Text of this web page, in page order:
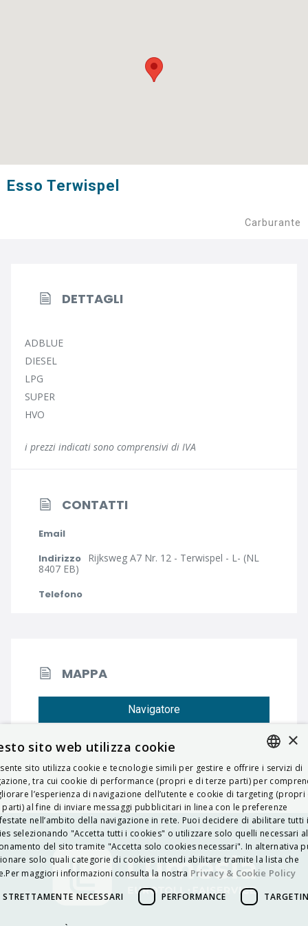
Esso Terwispel
Carburante
DETTAGLI
ADBLUE
DIESEL
LPG
SUPER
HVO
i prezzi indicati sono comprensivi di IVA
CONTATTI
Email
Indirizzo Rijksweg A7 Nr. 12 - Terwispel - L- (NL
8407 EB)
Telefono
MAPPA
Navigatore
ITALIAN
ENGLISH
FRENCH
HUNGARIAN
DEUTSCH
POLSKI
×
sito web utilizza cookie
sito utilizza cookie e tecnologie simili per gestire e offrire i servizi di
tra cui cookie di performance (propri e di terze parti) per
l’esperienza di navigazione dell’utente e cookie di targeting (propri
parti) al fine di inviare messaggi pubblicitari in linea con le preferenze
nell’ambito della navigazione in rete. Puoi decidere di abilitare tutti i
selezionando "Accetta tutti i cookies" o utilizzare solo quelli necessari al
del sito tramite "Accetta solo cookies necessari". In alternativa
solo quali categorie di cookies intendi abilitare tramite la lista che
maggiori informazioni consulta la nostra Privacy & Cookie Policy
STRETTAMENTE NECESSARI PERFORMANCE